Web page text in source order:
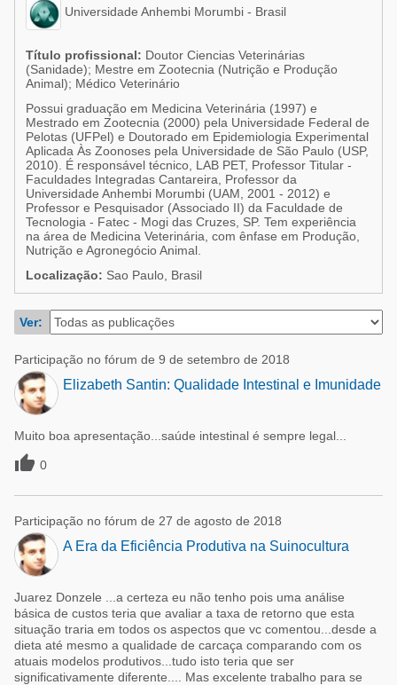
Suinocultura
Alimentos - Rações
Avicultura
Pecuária de corte
Pecuária de leite
Micotoxinas
Suinocultura
Mascotas
Universidade Anhembi Morumbi - Brasil
Título profissional: Doutor Ciencias Veterinárias
(Sanidade); Mestre em Zootecnia (Nutrição e Produção
Animal); Médico Veterinário
Possui graduação em Medicina Veterinária (1997) e
Mestrado em Zootecnia (2000) pela Universidade Federal de
Pelotas (UFPel) e Doutorado em Epidemiologia Experimental
Aplicada Às Zoonoses pela Universidade de São Paulo (USP,
2010). É responsável técnico, LAB PET, Professor Titular -
Faculdades Integradas Cantareira, Professor da
Universidade Anhembi Morumbi (UAM, 2001 - 2012) e
Professor e Pesquisador (Associado II) da Faculdade de
Tecnologia - Fatec - Mogi das Cruzes, SP. Tem experiência
na área de Medicina Veterinária, com ênfase em Produção,
Nutrição e Agronegócio Animal.
Localização: Sao Paulo, Brasil
Ver:
Participação no fórum de 9 de setembro de 2018
Elizabeth Santin: Qualidade Intestinal e Imunidade
Muito boa apresentação...saúde intestinal é sempre legal...
 0
Participação no fórum de 27 de agosto de 2018
A Era da Eficiência Produtiva na Suinocultura
Juarez Donzele ...a certeza eu não tenho pois uma análise
básica de custos teria que avaliar a taxa de retorno que esta
situação traria em todos os aspectos que vc comentou...desde a
dieta até mesmo a qualidade de carcaça comparando com os
atuais modelos produtivos...tudo isto teria que ser
significativamente diferente.... Mas excelente trabalho para se